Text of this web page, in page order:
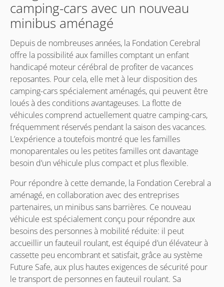
camping-cars avec un nouveau
minibus aménagé
Depuis de nombreuses années, la Fondation Cerebral
offre la possibilité aux familles comptant un enfant
handicapé moteur cérébral de profiter de vacances
reposantes. Pour cela, elle met à leur disposition des
camping-cars spécialement aménagés, qui peuvent être
loués à des conditions avantageuses. La flotte de
véhicules comprend actuellement quatre camping-cars,
fréquemment réservés pendant la saison des vacances.
L’expérience a toutefois montré que les familles
monoparentales ou les petites familles ont davantage
besoin d’un véhicule plus compact et plus flexible.
Pour répondre à cette demande, la Fondation Cerebral a
aménagé, en collaboration avec des entreprises
partenaires, un minibus sans barrières. Ce nouveau
véhicule est spécialement conçu pour répondre aux
besoins des personnes à mobilité réduite: il peut
accueillir un fauteuil roulant, est équipé d’un élévateur à
cassette peu encombrant et satisfait, grâce au système
Future Safe, aux plus hautes exigences de sécurité pour
le transport de personnes en fauteuil roulant. Sa